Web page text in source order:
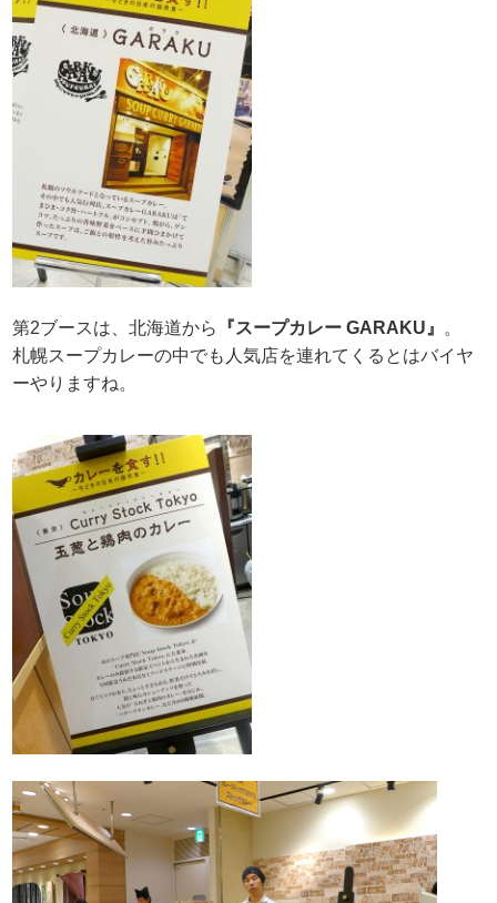
第2ブースは、北海道から 『スープカレー GARAKU』
。
札幌スープカレーの中でも人気店を連れてくるとはバイヤ
ーやりますね。